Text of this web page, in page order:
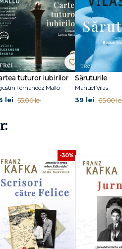
dus-o în grădina cu hamei. Când
să ne ascundem de această poveste."
la Praga, într-o familie evreiască. A
obținând doctoratul în 1906. A
le publică în 1913, la insistențele
iar un an mai târziu publică nuvela
şi America (1927) – şi şi-a distrus mare
pe 3 iunie 1924, ignorând
tuturor iubirilor
Fernández Mallo
lei 55.00 lei
Săruturile
Manuel Vilas
39 lei 65.00
-30%